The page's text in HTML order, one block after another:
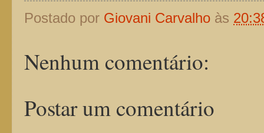
Postado por Giovani Carvalho às
Nenhum comentário:
Postar um comentário